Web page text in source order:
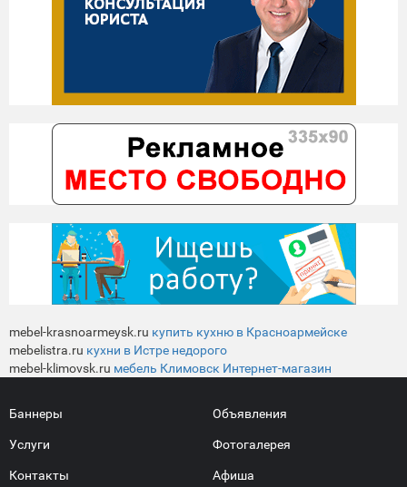
mebel-krasnoarmeysk.ru купить кухню в Красноармейске
mebelistra.ru кухни в Истре недорого
mebel-klimovsk.ru мебель Климовск Интернет-магазин
Баннеры
Услуги
Контакты
Объявления
Фотогалерея
Афиша